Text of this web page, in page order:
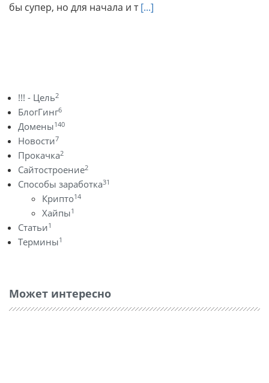
бы супер, но для начала и т[...]
!!! - Цель2
БлогГинг6
Домены140
Новости7
Прокачка2
Сайтостроение2
Способы заработка31
Крипто14
Хайпы1
Статьи1
Термины1
Может интересно